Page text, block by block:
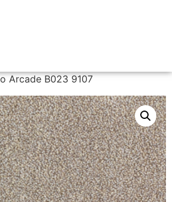
Arcade B023 9107